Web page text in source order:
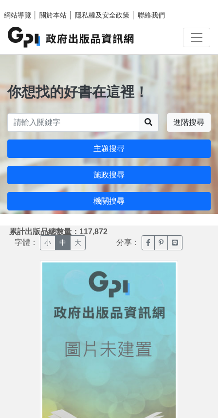
網站導覽
關於本站 隱私權及安全政策 聯絡我們
你想找的好書在這裡！
進階搜尋
主題搜尋
施政搜尋
機關搜尋
累計出版品總數量：117,872
字體： 小 中 大 分享： 臉書分享(另開新視窗)
噗浪分享(另開新
Line分享(另